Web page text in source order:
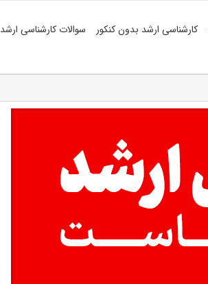
کارشناسی ارشد بدون کنکور سوالات کارشناسی ارشد